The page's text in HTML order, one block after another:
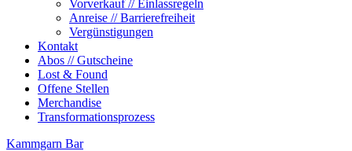
Vorverkauf // Einlassregeln
Anreise // Barrierefreiheit
Vergünstigungen
Kontakt
Abos // Gutscheine
Lost & Found
Offene Stellen
Merchandise
Transformationsprozess
Kammgarn Bar